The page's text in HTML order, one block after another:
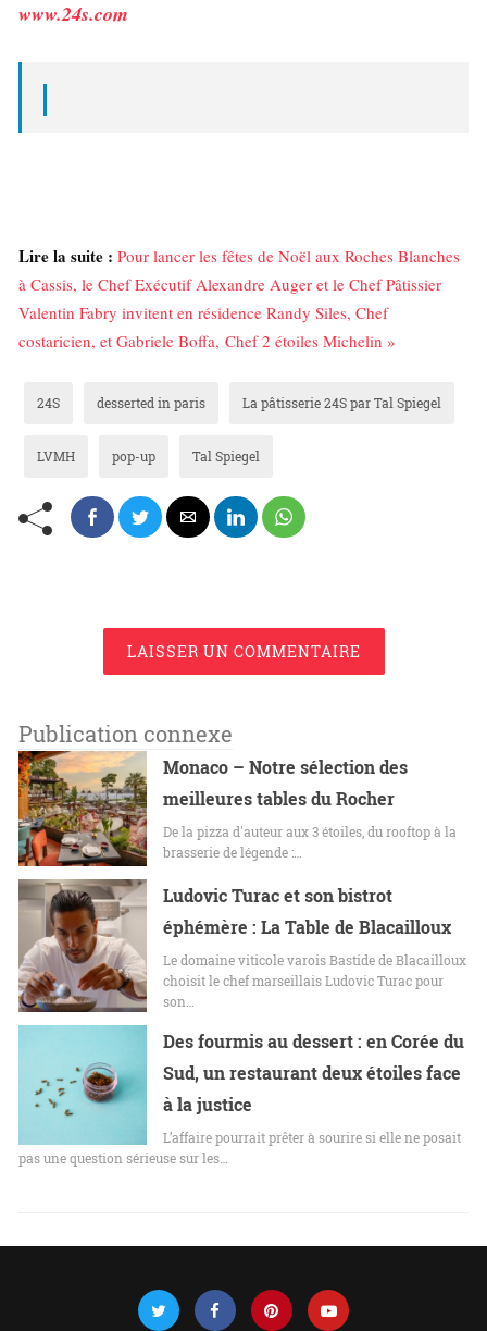
www.24s.com
Lire la suite : Pour lancer les fêtes de Noël aux Roches Blanches
à Cassis, le Chef Exécutif Alexandre Auger et le Chef Pâtissier
Valentin Fabry invitent en résidence Randy Siles, Chef
costaricien, et Gabriele Boffa, Chef 2 étoiles Michelin »
24S desserted in paris La pâtisserie 24S par Tal Spiegel
LVMH pop-up Tal Spiegel
LAISSER UN COMMENTAIRE
Publication connexe
Monaco – Notre sélection des
meilleures tables du Rocher
De la pizza d'auteur aux 3 étoiles, du rooftop à la
brasserie de légende :…
Ludovic Turac et son bistrot
éphémère : La Table de Blacailloux
Le domaine viticole varois Bastide de Blacailloux
choisit le chef marseillais Ludovic Turac pour
son…
Des fourmis au dessert : en Corée du
Sud, un restaurant deux étoiles face
à la justice
L’affaire pourrait prêter à sourire si elle ne posait
pas une question sérieuse sur les…